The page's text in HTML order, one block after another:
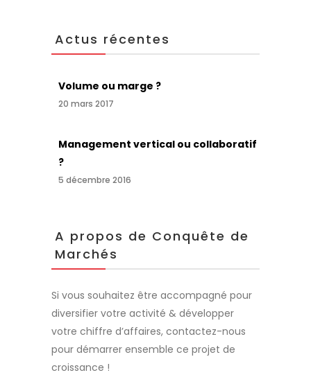
Actus récentes
Volume ou marge ?
20 mars 2017
Management vertical ou collaboratif
?
5 décembre 2016
A propos de Conquête de
Marchés
Si vous souhaitez être accompagné pour
diversifier votre activité & développer
votre chiffre d’affaires, contactez-nous
pour démarrer ensemble ce projet de
croissance !